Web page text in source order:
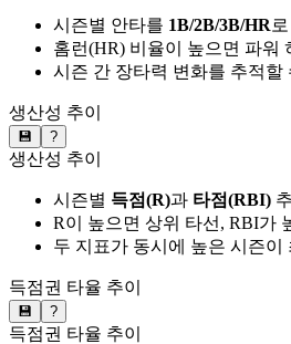
시즌별 안타를 1B/2B/3B/HR
홈런(HR) 비율이 높으면 파워
시즌 간 장타력 변화를 추적할
생산성 추이
💾 ?
생산성 추이
시즌별 득점(R)과 타점(RBI)
R이 높으면 상위 타선, RBI가
두 지표가 동시에 높은 시즌이
득점권 타율 추이
💾 ?
득점권 타율 추이